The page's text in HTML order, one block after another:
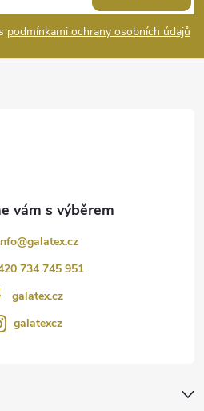
podmínkami ochrany osobních údajů
@galatex.cz
734 745 951
galatex.cz
galatexcz